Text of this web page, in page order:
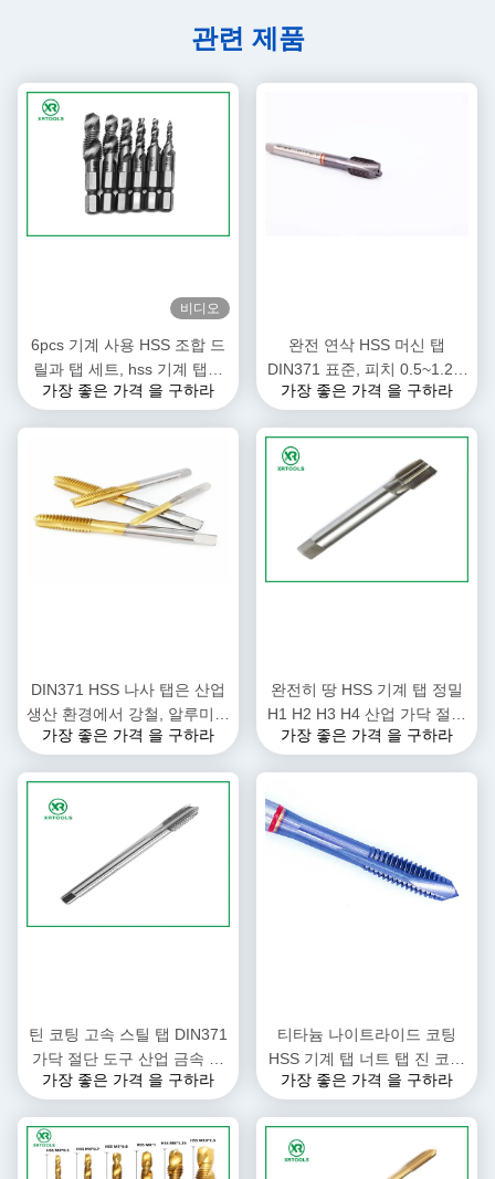
관련 제품
비디오
6pcs 기계 사용 HSS 조합 드
릴과 탭 세트, hss 기계 탭과
펌프 세트
가장 좋은 가격 을 구하라
완전 연삭 HSS 머신 탭
DIN371 표준, 피치 0.5~1.25,
산업용 고정밀 나사 절삭 공구
가장 좋은 가격 을 구하라
DIN371 HSS 나사 탭은 산업
생산 환경에서 강철, 알루미늄
및 기타 금속에 나사산을 내기
가장 좋은 가격 을 구하라
완전히 땅 HSS 기계 탭 정밀
H1 H2 H3 H4 산업 가닥 절단
응용 프로그램에 완벽
가장 좋은 가격 을 구하라
틴 코팅 고속 스틸 탭 DIN371
가닥 절단 도구 산업 금속 작
업 응용 프로그램에 적합
가장 좋은 가격 을 구하라
티타늄 나이트라이드 코팅
HSS 기계 탭 너트 탭 진 코팅
표면 가닥 절단 도구 정밀 작
가장 좋은 가격 을 구하라